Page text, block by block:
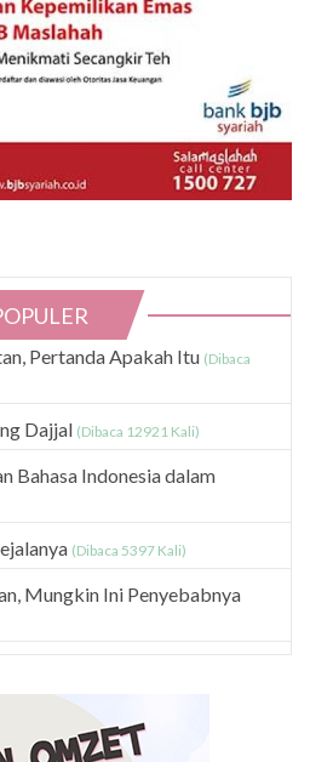
Pertanda Apakah Itu (Dibaca
Dajjal (Dibaca 12921 Kali)
Bahasa Indonesia dalam
(Dibaca 5397 Kali)
Mungkin Ini Penyebabnya